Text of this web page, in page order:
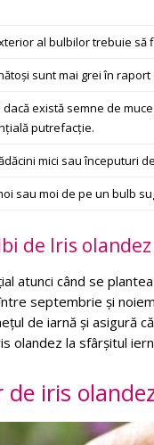
al bulbilor trebuie să
sunt mai grei în
există semne de
putrefacție.
mici sau începuturi
sau moi de pe un bulb
de Iris olandez
atunci când se
septembrie și
de iarnă și asigură
olandez la sfârșitul
iris